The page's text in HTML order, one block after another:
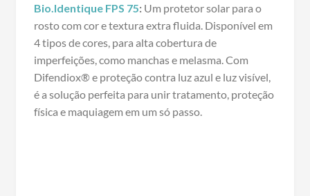
Bio.Identique FPS 75:Um protetor solar para o
rosto com cor e textura extra fluida. Disponível em
4 tipos de cores, para alta cobertura de
imperfeições, como manchas e melasma. Com
Difendiox® e proteção contra luz azul e luz visível,
é a solução perfeita para unir tratamento, proteção
física e maquiagem em um só passo.